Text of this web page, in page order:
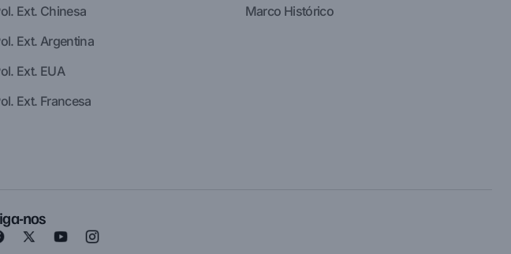
Ext. Chinesa
Ext. Argentina
Ext. EUA
Ext. Francesa
Marco Histórico
nos